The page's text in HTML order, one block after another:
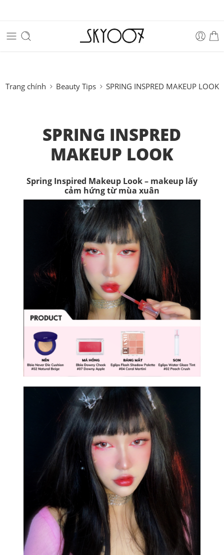
Trang chính Beauty Tips SPRING INSPRED MAKEUP LOOK
SPRING INSPRED
MAKEUP LOOK
Spring Inspired Makeup Look – makeup lấy
cảm hứng từ mùa xuân